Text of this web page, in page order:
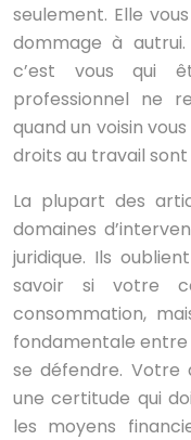
seulement. Elle
dommage à
c’est vous qui
professionnel ne
quand un voisin
droits au travail
La plupart des
domaines
juridique. Ils
savoir si votre
consommation,
fondamentale entre
se défendre. Votre
une certitude qui
les moyens